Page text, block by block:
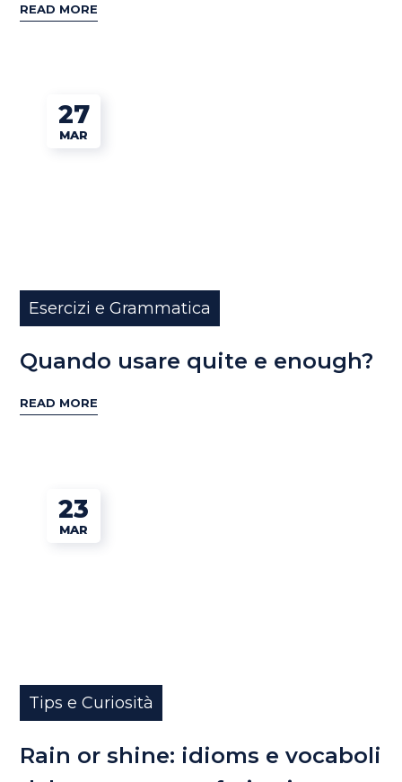
READ MORE
27
MAR
Esercizi e Grammatica
Quando usare quite e enough?
READ MORE
23
MAR
Tips e Curiosità
Rain or shine: idioms e vocaboli